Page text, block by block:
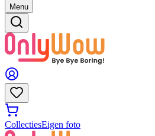
Menu
CollectiesEigen foto